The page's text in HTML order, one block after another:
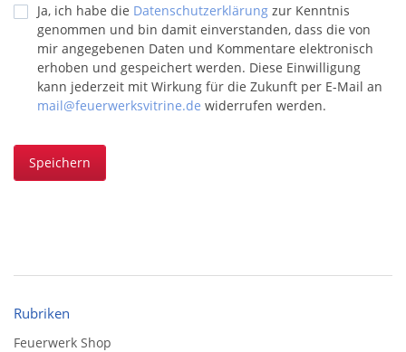
Ja, ich habe die Datenschutzerklärung zur Kenntnis
genommen und bin damit einverstanden, dass die von
mir angegebenen Daten und Kommentare elektronisch
erhoben und gespeichert werden. Diese Einwilligung
kann jederzeit mit Wirkung für die Zukunft per E-Mail an
mail@feuerwerksvitrine.de widerrufen werden.
Speichern
Rubriken
Feuerwerk Shop